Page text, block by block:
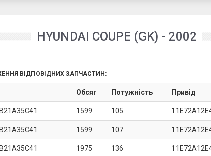
HYUNDAI COUPE (GK) - 2002
ВІДПОВІДНИХ ЗАПЧАСТИН:
Обсяг Потужність Привід
1599 105
1599 107
1975 136